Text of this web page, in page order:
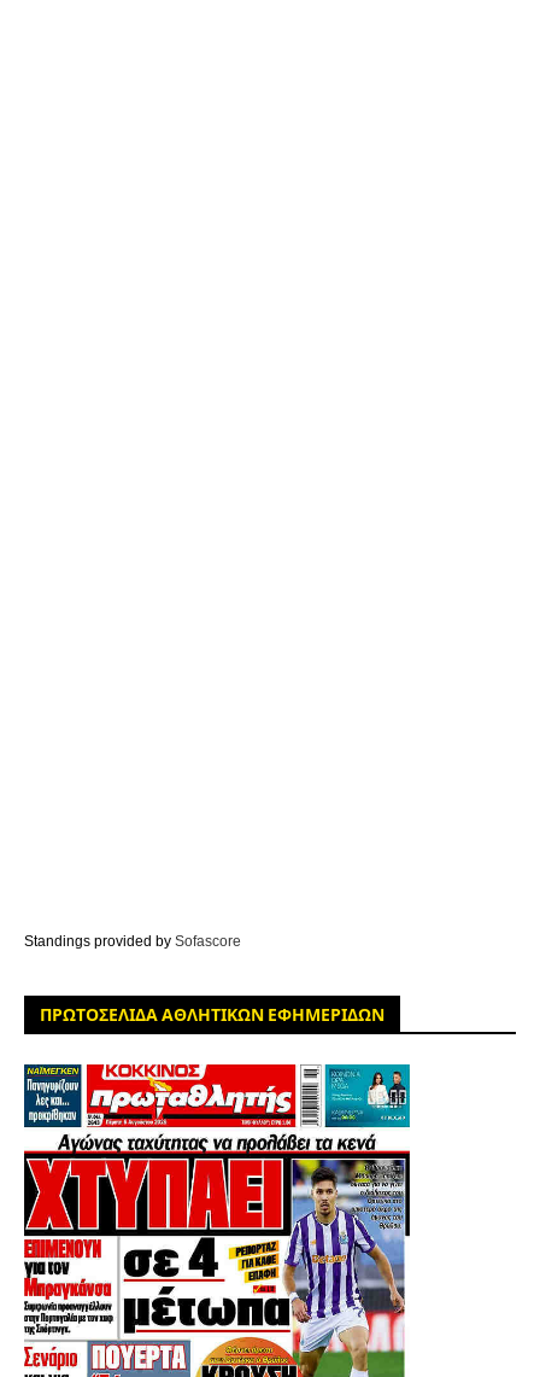
Standings provided by Sofascore
ΠΡΩΤΟΣΕΛΙΔΑ ΑΘΛΗΤΙΚΩΝ ΕΦΗΜΕΡΙΔΩΝ